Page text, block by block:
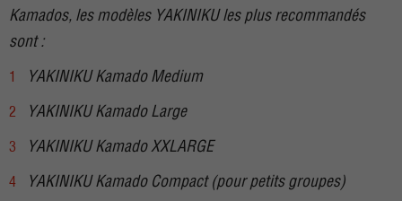
Kamados, les modèles YAKINIKU les plus recommandés
sont :
YAKINIKU Kamado Medium
YAKINIKU Kamado Large
YAKINIKU Kamado XXLARGE
YAKINIKU Kamado Compact (pour petits groupes)